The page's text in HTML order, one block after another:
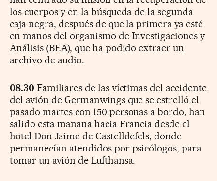
los cuerpos y en la búsqueda de la segunda
caja negra, después de que la primera ya esté
en manos del organismo de Investigaciones y
Análisis (BEA), que ha podido extraer un
archivo de audio.
08.30 Familiares de las víctimas del accidente
del avión de Germanwings que se estrelló el
pasado martes con 150 personas a bordo, han
salido esta mañana hacia Francia desde el
hotel Don Jaime de Castelldefels, donde
permanecían atendidos por psicólogos, para
tomar un avión de Lufthansa.